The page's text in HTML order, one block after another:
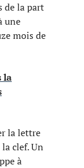
de la part
une
mois de
la
la lettre
clef. Un
à